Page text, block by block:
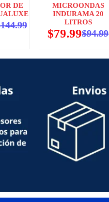
DE
144.99
MICROONDAS
INDURAMA 20
LITROS
$94.99
$79.99